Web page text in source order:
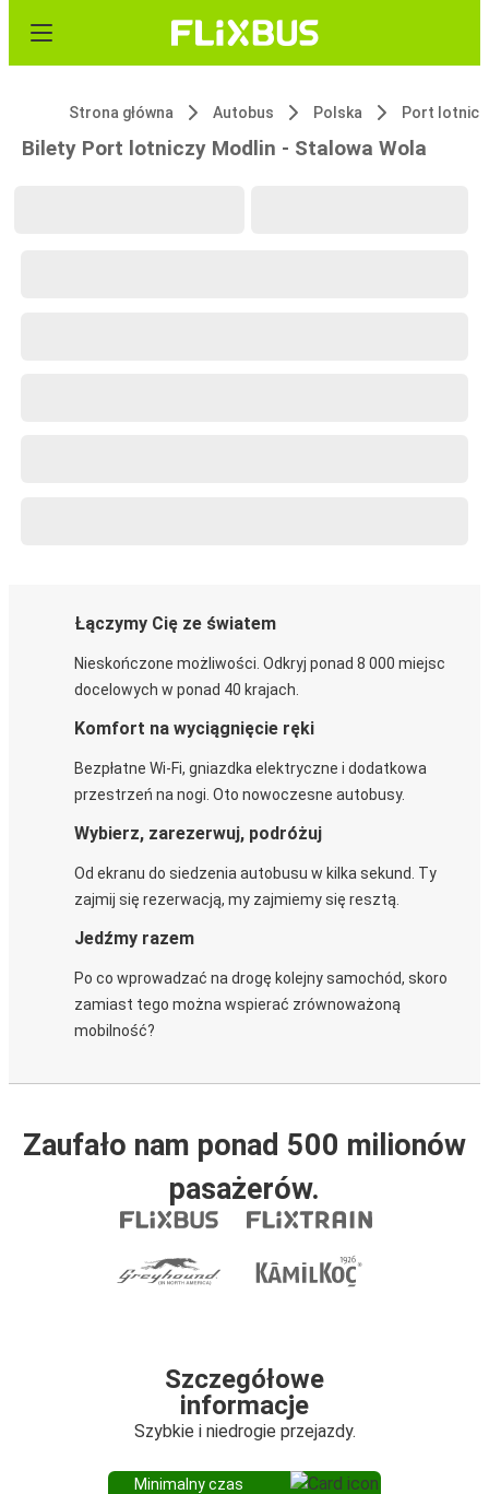
Strona główna Autobus Polska Port
Bilety Port lotniczy Modlin - Stalowa Wola
Łączymy Cię ze światem
Nieskończone możliwości. Odkryj ponad 8 000 miejsc
docelowych w ponad 40 krajach.
Komfort na wyciągnięcie ręki
Bezpłatne Wi-Fi, gniazdka elektryczne i dodatkowa
przestrzeń na nogi. Oto nowoczesne autobusy.
Wybierz, zarezerwuj, podróżuj
Od ekranu do siedzenia autobusu w kilka sekund. Ty
zajmij się rezerwacją, my zajmiemy się resztą.
Jedźmy razem
Po co wprowadzać na drogę kolejny samochód, skoro
zamiast tego można wspierać zrównoważoną
mobilność?
Zaufało nam ponad 500 milionów
pasażerów.
Szczegółowe
informacje
Szybkie i niedrogie przejazdy.
Minimalny czas